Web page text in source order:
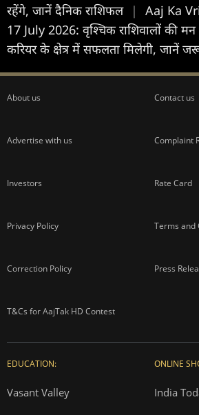
रहेंगे, जानें दैनिक राशिफल |
Aaj Ka
17 July 2026: वृश्चिक राशिवालों की मन
करियर के क्षेत्र में सफलता मिलेगी, जानें
About us Contact us
Advertise with us Complaint
Investors Rate Card
Privacy Policy Terms and
Correction Policy Press
T&Cs for AajTak HD Contest
EDUCATION:
Vasant Valley
ONLINE
India